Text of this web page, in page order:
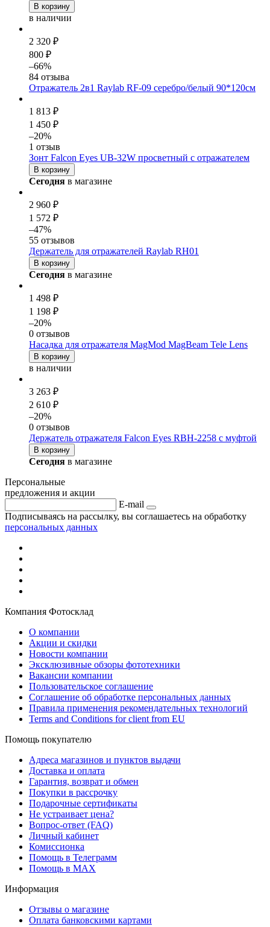
В корзину
в наличии
2 320 ₽
800 ₽
–66%
84 отзыва
Отражатель 2в1 Raylab RF-09 серебро/белый 90*120см
1 813 ₽
1 450 ₽
–20%
1 отзыв
Зонт Falcon Eyes UB-32W просветный с отражателем
В корзину
Сегодня в магазине
2 960 ₽
1 572 ₽
–47%
55 отзывов
Держатель для отражателей Raylab RH01
В корзину
Сегодня в магазине
1 498 ₽
1 198 ₽
–20%
0 отзывов
Насадка для отражателя MagMod MagBeam Tele Lens
В корзину
в наличии
3 263 ₽
2 610 ₽
–20%
0 отзывов
Держатель отражателя Falcon Eyes RBH-2258 с муфтой
В корзину
Сегодня в магазине
Персональные
предложения и акции
E-mail
Подписываясь на рассылку, вы соглашаетесь на обработку
персональных данных
Компания Фотосклад
О компании
Акции и скидки
Новости компании
Эксклюзивные обзоры фототехники
Вакансии компании
Пользовательское соглашение
Соглашение об обработке персональных данных
Правила применения рекомендательных технологий
Terms and Conditions for client from EU
Помощь покупателю
Адреса магазинов и пунктов выдачи
Доставка и оплата
Гарантия, возврат и обмен
Покупки в рассрочку
Подарочные сертификаты
Не устраивает цена?
Вопрос-ответ (FAQ)
Личный кабинет
Комиссионка
Помощь в Телеграмм
Помощь в MAX
Информация
Отзывы о магазине
Оплата банковскими картами